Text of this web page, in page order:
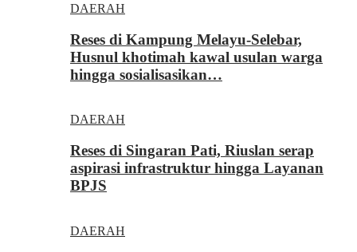
DAERAH
Reses di Kampung Melayu-Selebar,
Husnul khotimah kawal usulan warga
hingga sosialisasikan…
DAERAH
Reses di Singaran Pati, Riuslan serap
aspirasi infrastruktur hingga Layanan
BPJS
DAERAH